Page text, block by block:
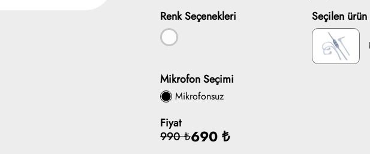
Renk Seçenekleri Seçilen ürün
Mikrofon Seçimi
Mikrofonsuz
Fiyat
990 ₺690 ₺